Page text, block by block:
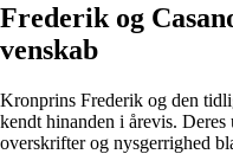
Frederik og
venskab
Kronprins Frederik og den
kendt hinanden i årevis.
overskrifter og nysgerrighed